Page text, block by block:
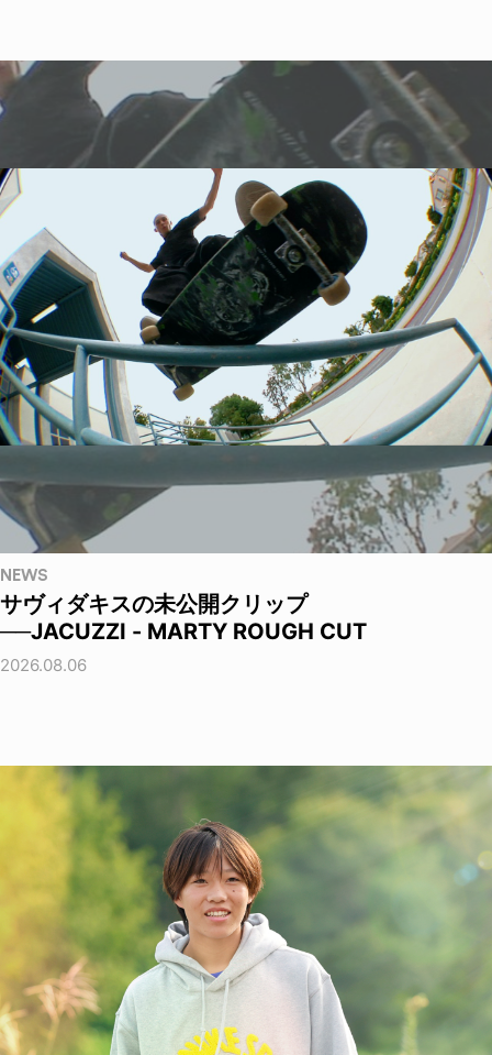
NEWS
サヴィダキスの未公開クリップ
──JACUZZI - MARTY ROUGH CUT
2026.08.06